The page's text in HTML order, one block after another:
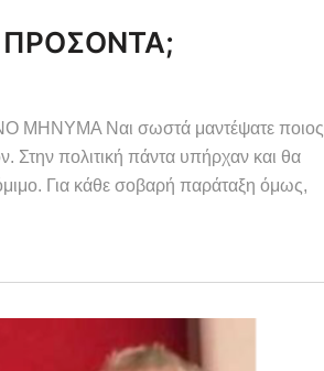
Ναι σωστά μαντέψατε ποιος
πολιτική πάντα υπήρχαν και θα
Για κάθε σοβαρή παράταξη όμως,